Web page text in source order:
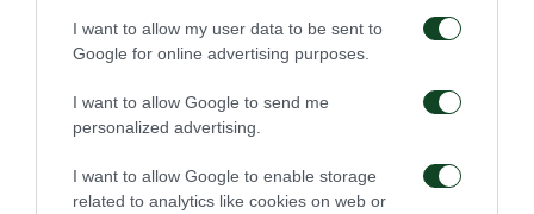
I want to allow my user data to be sent to
Google for online advertising purposes.
I want to allow Google to send me
personalized advertising.
I want to allow Google to enable storage
related to analytics like cookies on web or
καριέρα του στην ομάδα που αναδείχθηκε στην
ταλαιπωρούνταν από έναν τραυματισμό και τελικά
από την ενεργό δράση.